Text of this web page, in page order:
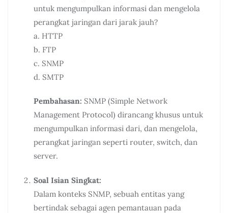
untuk mengumpulkan informasi dan mengelola
perangkat jaringan dari jarak jauh?
a. HTTP
b. FTP
c. SNMP
d. SMTP
Pembahasan: SNMP (Simple Network
Management Protocol) dirancang khusus untuk
mengumpulkan informasi dari, dan mengelola,
perangkat jaringan seperti router, switch, dan
server.
Soal Isian Singkat:
Dalam konteks SNMP, sebuah entitas yang
bertindak sebagai agen pemantauan pada